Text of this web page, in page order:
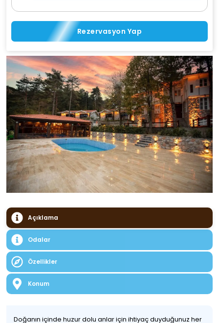
Rezervasyon Yap
Açıklama
Odalar
Özellikler
Konum
Doğanın içinde huzur dolu anlar için ihtiyaç duyduğunuz her